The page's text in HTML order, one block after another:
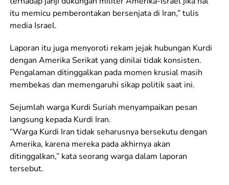
itu memicu pemberontakan bersenjata di Iran,” tulis
media Israel.
Laporan itu juga menyoroti rekam jejak hubungan Kurdi
dengan Amerika Serikat yang dinilai tidak konsisten.
Pengalaman ditinggalkan pada momen krusial masih
membekas dan memengaruhi sikap politik saat ini.
Sejumlah warga Kurdi Suriah menyampaikan pesan
langsung kepada Kurdi Iran.
“Warga Kurdi Iran tidak seharusnya bersekutu dengan
Amerika, karena mereka pada akhirnya akan
ditinggalkan,” kata seorang warga dalam laporan
tersebut.